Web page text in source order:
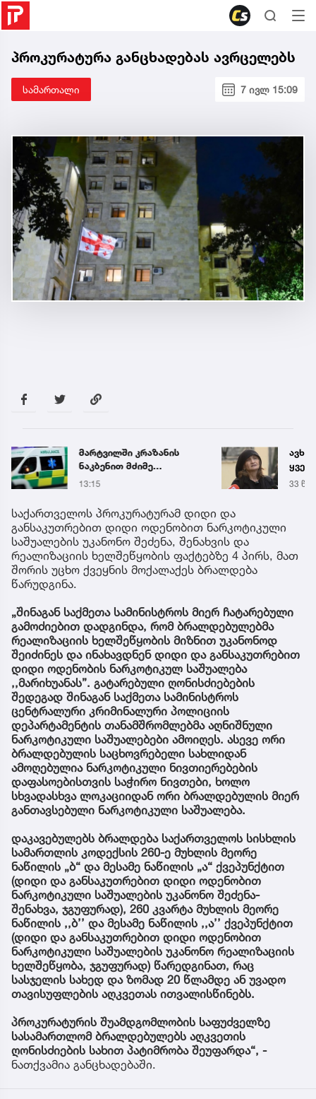
პროკურატურა განცხადებას ავრცელებს
სამართალი 7 ივლ 15:09
მარტვილში კრაზანის
ნაკბენით მძიმე
მდგომარეობაში მყოფი
გადაარჩინეს
13:15 33
საქართველოს პროკურატურამ დიდი და
განსაკუთრებით დიდი ოდენობით ნარკოტიკული
საშუალების უკანონო შეძენა, შენახვის და
რეალიზაციის ხელშეწყობის ფაქტებზე 4 პირს, მათ
შორის უცხო ქვეყნის მოქალაქეს ბრალდება
წარუდგინა.
„შინაგან საქმეთა სამინისტროს მიერ ჩატარებული
გამოძიებით დადგინდა, რომ ბრალდებულებმა
რეალიზაციის ხელშეწყობის მიზნით უკანონოდ
შეიძინეს და ინახავდნენ დიდი და განსაკუთრებით
დიდი ოდენობის ნარკოტიკულ საშუალება
,,მარიხუანას”. გატარებული ღონისძიებების
შედეგად შინაგან საქმეთა სამინისტროს
ცენტრალური კრიმინალური პოლიციის
დეპარტამენტის თანამშრომლებმა აღნიშნული
ნარკოტიკული საშუალებები ამოიღეს. ასევე ორი
ბრალდებულის საცხოვრებელი სახლიდან
ამოღებულია ნარკოტიკული ნივთიერებების
დაფასოებისთვის საჭირო ნივთები, ხოლო
სხვადასხვა ლოკაციიდან ორი ბრალდებულის მიერ
განთავსებული ნარკოტიკული საშუალება.
დაკავებულებს ბრალდება საქართველოს სისხლის
სამართლის კოდექსის 260-ე მუხლის მეორე
ნაწილის „ბ“ და მესამე ნაწილის „ა“ ქვეპუნქტით
(დიდი და განსაკუთრებით დიდი ოდენობით
ნარკოტიკული საშუალების უკანონო შეძენა-
შენახვა, ჯგუფურად), 260 კვარტა მუხლის მეორე
ნაწილის ,,ბ’’ და მესამე ნაწილის ,,ა’’ ქვეპუნქტით
(დიდი და განსაკუთრებით დიდი ოდენობით
ნარკოტიკული საშუალების უკანონო რეალიზაციის
ხელშეწყობა, ჯგუფურად) წარედგინათ, რაც
სასჯელის სახედ და ზომად 20 წლამდე ან უვადო
თავისუფლების აღკვეთას ითვალისწინებს.
პროკურატურის შუამდგომლობის საფუძველზე
სასამართლომ ბრალდებულებს აღკვეთის
ღონისძიების სახით პატიმრობა შეუფარდა“, -
ნათქვამია განცხადებაში.